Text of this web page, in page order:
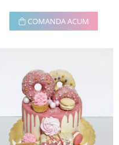
COMANDA ACUM